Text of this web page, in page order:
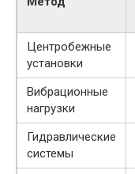
Центробежные
установки
Вибрационные
нагрузки
Гидравлические
системы